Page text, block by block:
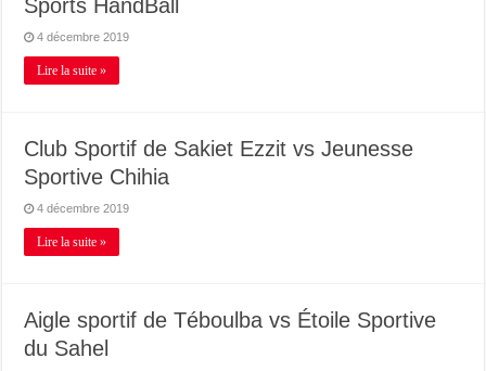
Sports HandBall
4 décembre 2019
Lire la suite »
Club Sportif de Sakiet Ezzit vs Jeunesse
Sportive Chihia
4 décembre 2019
Lire la suite »
Aigle sportif de Téboulba vs Étoile Sportive
du Sahel